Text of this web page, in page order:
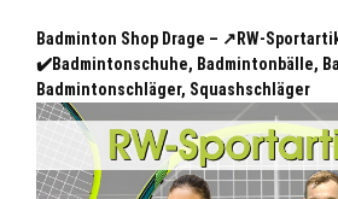
Badminton Shop Drage – ↗️RW-
✔️Badmintonschuhe, Badmintonbälle,
Badmintonschläger, Squashschläger